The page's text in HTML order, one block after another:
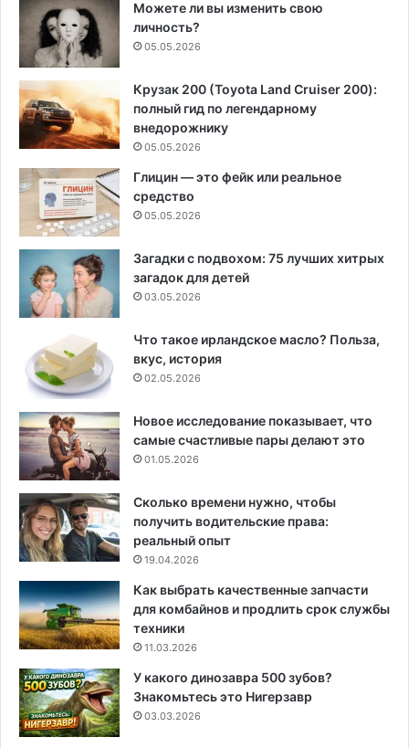
Можете ли вы изменить свою
личность?
05.05.2026
Крузак 200 (Toyota Land Cruiser 200):
полный гид по легендарному
внедорожнику
05.05.2026
Глицин — это фейк или реальное
средство
05.05.2026
Загадки с подвохом: 75 лучших хитрых
загадок для детей
03.05.2026
Что такое ирландское масло? Польза,
вкус, история
02.05.2026
Новое исследование показывает, что
самые счастливые пары делают это
01.05.2026
Сколько времени нужно, чтобы
получить водительские права:
реальный опыт
19.04.2026
Как выбрать качественные запчасти
для комбайнов и продлить срок службы
техники
11.03.2026
У какого динозавра 500 зубов?
Знакомьтесь это Нигерзавр
03.03.2026